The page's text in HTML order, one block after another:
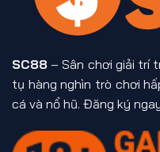
SC88 – Sân chơi giải trí
tụ hàng nghìn trò chơi
cá và nổ hũ. Đăng ký